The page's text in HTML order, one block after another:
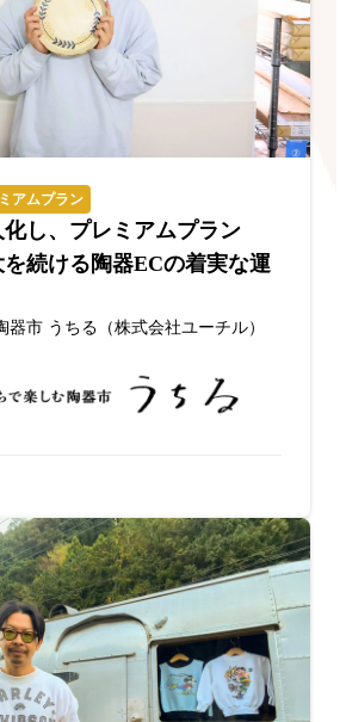
アムプラン
し、プレミアムプラン
続ける陶器ECの着実な運
器市 うちる（株式会社ユーチル）